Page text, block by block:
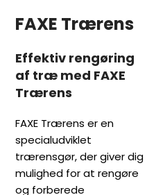
FAXE Trærens
Effektiv rengøring
af træ med FAXE
Trærens
FAXE Trærens er en
specialudviklet
trærensgør, der giver dig
mulighed for at rengøre
og forberede